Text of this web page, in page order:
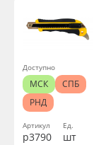
Артикул
р3790
Ед.
шт
Доступно
МСК
СПБ
РНД